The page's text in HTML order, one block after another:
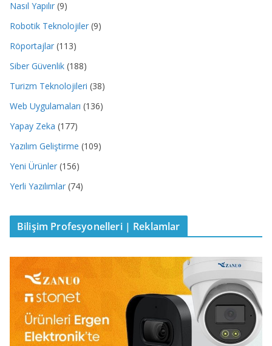
Nasıl Yapılır (9)
Robotik Teknolojiler (9)
Röportajlar (113)
Siber Güvenlik (188)
Turizm Teknolojileri (38)
Web Uygulamaları (136)
Yapay Zeka (177)
Yazılım Geliştirme (109)
Yeni Ürünler (156)
Yerli Yazılımlar (74)
Bilişim Profesyonelleri | Reklamlar